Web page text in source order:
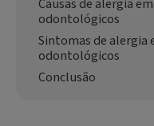
odontológicos
Sintomas de
odontológicos
Conclusão